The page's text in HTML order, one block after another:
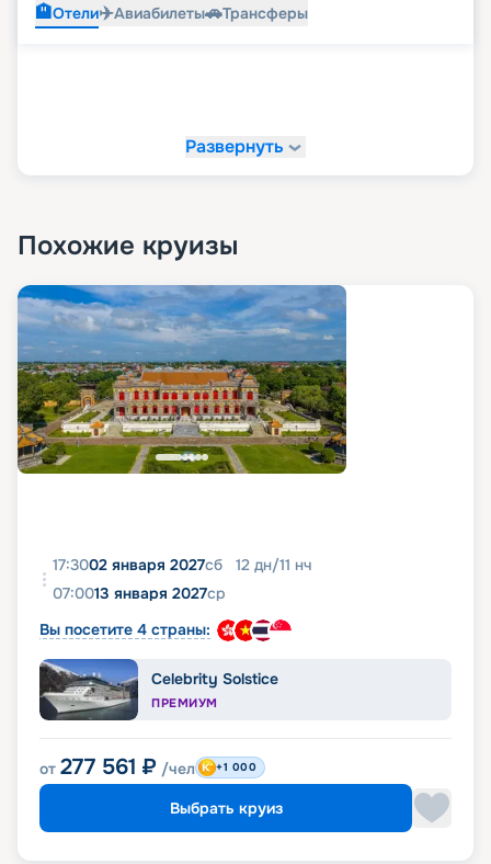
🏨Отели✈️Авиабилеты🚗Трансферы
Развернуть
Похожие круизы
17:3002 января 2027сб 12 дн/11 нч
07:0013 января 2027ср
Вы посетите 4 страны:
Celebrity Solstice
ПРЕМИУМ
от 277 561 ₽ /чел +1 000
Выбрать круиз